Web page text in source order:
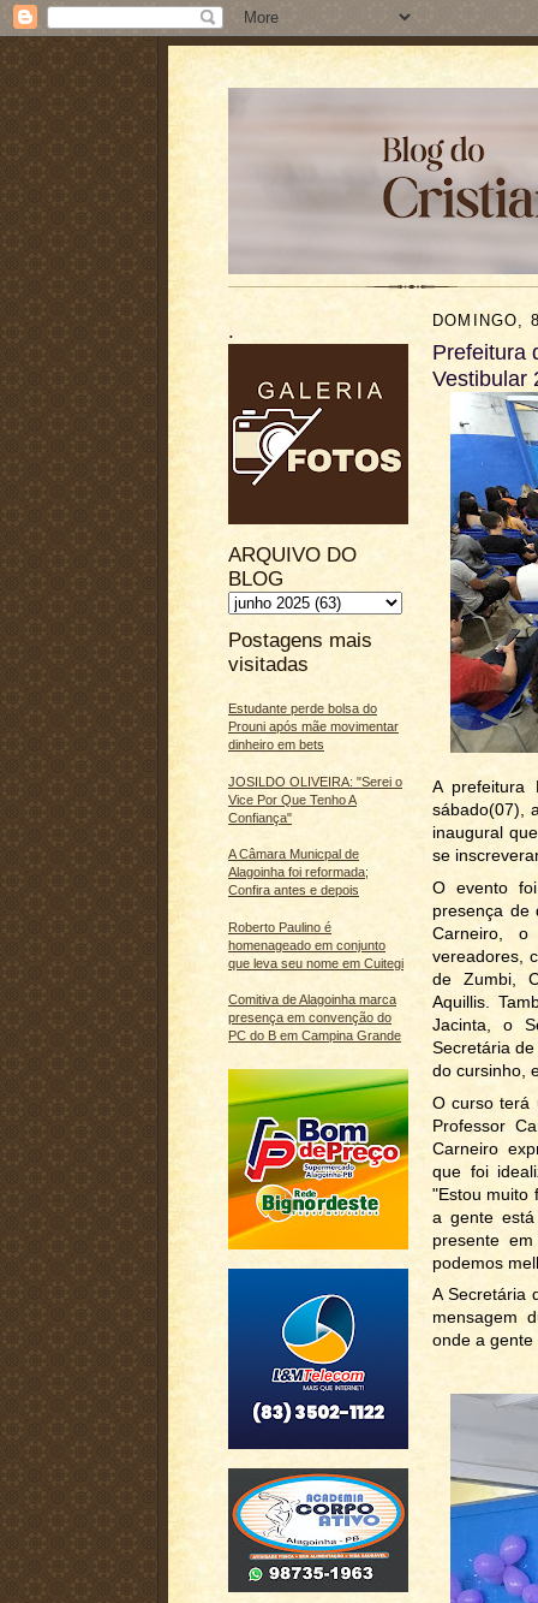
.
ARQUIVO DO
BLOG
Postagens mais
visitadas
Estudante perde bolsa do
Prouni após mãe movimentar
dinheiro em bets
JOSILDO OLIVEIRA: "Serei o
Vice Por Que Tenho A
Confiança"
A Câmara Municpal de
Alagoinha foi reformada;
Confira antes e depois
Roberto Paulino é
homenageado em conjunto
que leva seu nome em Cuitegi
Comitiva de Alagoinha marca
presença em convenção do
PC do B em Campina Grande
DOMINGO,
Prefeitura
Vestibular
A prefeitura
sábado(07),
inaugural
se
O evento
presença de
Carneiro, o
vereadores,
de Zumbi,
Aquillis.
Jacinta, o
Secretária
do cursinho,
O curso terá
Professor
Carneiro
que foi
"Estou muito
a gente está
presente
podemos
A Secretária
mensagem
onde a gente